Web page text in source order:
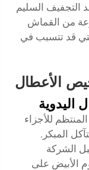
التجفيف السليم
من القماش
قد تتسبب في
الأعطال
اليدوية
للأجزاء
المبكر.
الشركة
الأبيض على